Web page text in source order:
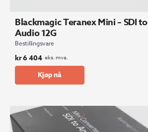
Blackmagic Teranex Mini – SDI to
Audio 12G
Bestillingsvare
kr6 404 eks. mva.
Kjøp nå